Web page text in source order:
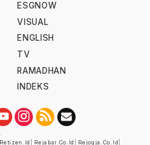
ESGNOW
VISUAL
ENGLISH
TV
RAMADHAN
INDEKS
Retizen.id Rejabar.co.id Rejogja.co.id